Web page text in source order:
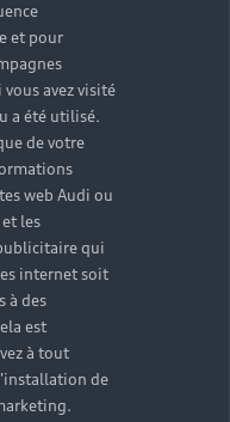
et pour
avez visité
a été utilisé.
de votre
web Audi ou
les
qui
internet soit
à des
est
à tout
de